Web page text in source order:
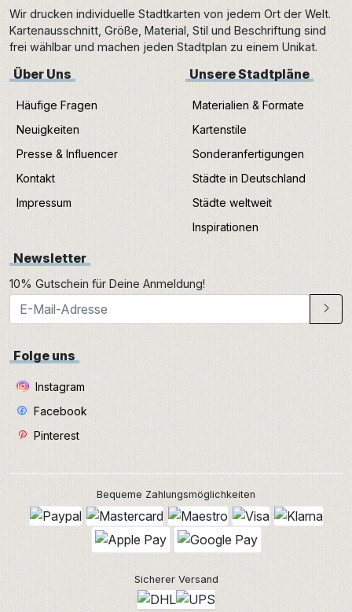
Wir drucken individuelle Stadtkarten von jedem Ort der Welt.
Kartenausschnitt, Größe, Material, Stil und Beschriftung sind
frei wählbar und machen jeden Stadtplan zu einem Unikat.
Über Uns
Häufige Fragen
Neuigkeiten
Presse & Influencer
Kontakt
Impressum
Unsere Stadtpläne
Materialien & Formate
Kartenstile
Sonderanfertigungen
Städte in Deutschland
Städte weltweit
Inspirationen
Newsletter
10% Gutschein für Deine Anmeldung!
Folge uns
Instagram
Facebook
Pinterest
Bequeme Zahlungsmöglichkeiten
Sicherer Versand